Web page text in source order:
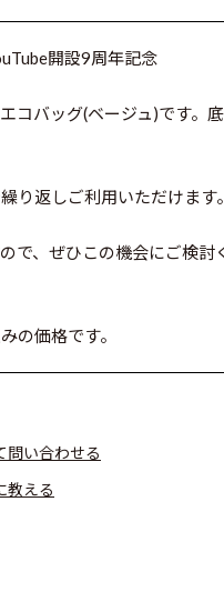
開設9周年記念
コバッグ(ベージュ)です。
り返しご利用いただけます。
で、ぜひこの機会にご検討
の価格です。
問い合わせる
教える